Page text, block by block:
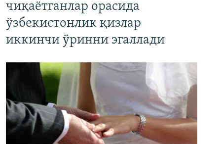
чиқаётганлар орасида
ўзбекистонлик қизлар
иккинчи ўринни эгаллади